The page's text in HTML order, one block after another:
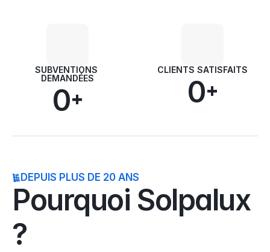
SUBVENTIONS
DEMANDÉES
0+
CLIENTS SATISFAITS
0+
DEPUIS PLUS DE 20 ANS
Pourquoi Solpalux
?